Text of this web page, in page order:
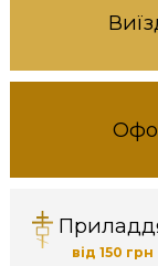
від 150 грн